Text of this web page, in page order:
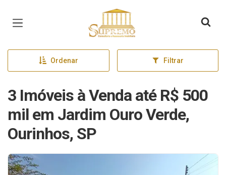
Página inicial
Ordenar Filtrar
3 Imóveis à Venda até R$ 500
mil em Jardim Ouro Verde,
Ourinhos, SP